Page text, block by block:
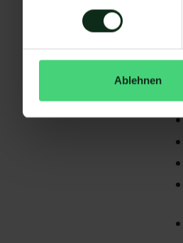
Ablehnen